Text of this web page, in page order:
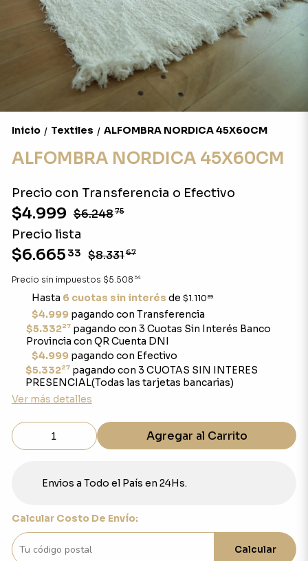
Inicio / Textiles / ALFOMBRA NORDICA 45X60CM
ALFOMBRA NORDICA 45X60CM
Precio con Transferencia o Efectivo
$4.999 $6.24875
Precio lista
$6.665 33 $8.33167
Precio sin impuestos $5.508 54
Hasta 6 cuotas sin interés de $1.110 89
$4.999pagando con Transferencia
$5.33227 pagando con 3 Cuotas Sin Interés Banco
Provincia con QR Cuenta DNI
$4.999pagando con Efectivo
$5.33227pagando con 3 CUOTAS SIN INTERES
PRESENCIAL(Todas las tarjetas bancarias)
Ver más detalles
Agregar al Carrito
Envios a Todo el País en 24Hs.
Calcular Costo De Envío:
Calcular